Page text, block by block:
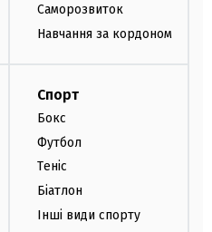
Саморозвиток
Навчання за кордоном
Спорт
Бокс
Футбол
Теніс
Біатлон
Інші види спорту